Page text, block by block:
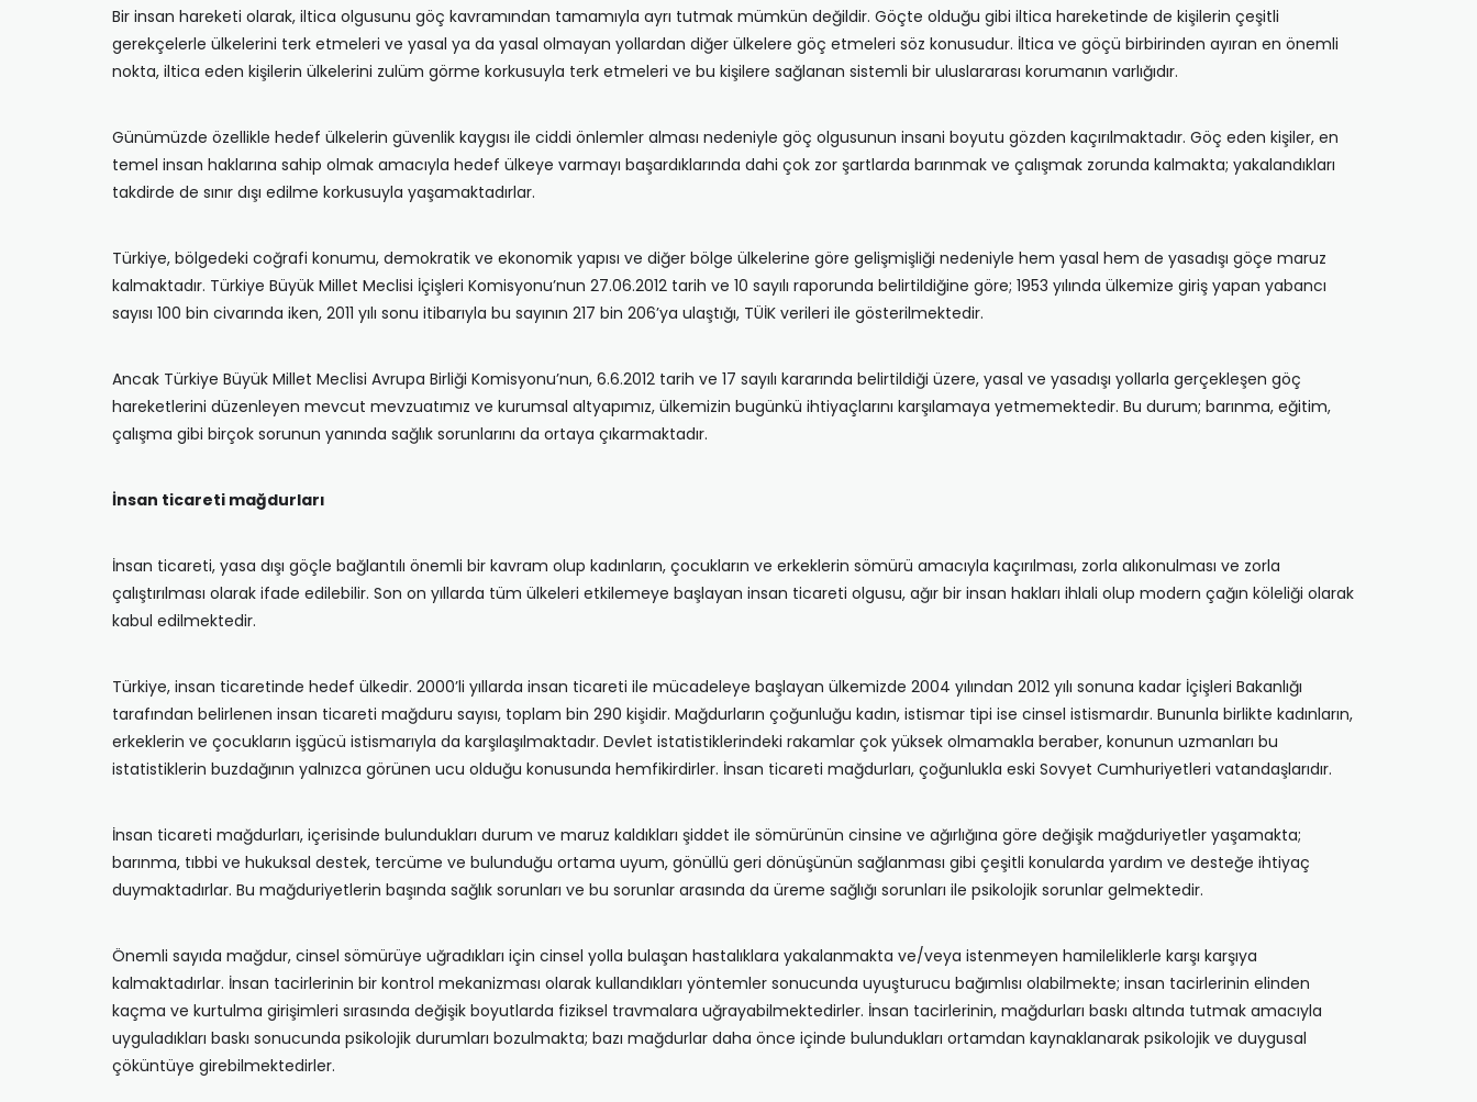
Bir insan hareketi olarak, iltica olgusunu göç kavramından tamamıyla ayrı tutmak mümkün değildir. Göçte olduğu gibi iltica hareketinde de kişilerin çeşitli
gerekçelerle ülkelerini terk etmeleri ve yasal ya da yasal olmayan yollardan diğer ülkelere göç etmeleri söz konusudur. İltica ve göçü birbirinden ayıran en önemli
nokta, iltica eden kişilerin ülkelerini zulüm görme korkusuyla terk etmeleri ve bu kişilere sağlanan sistemli bir uluslararası korumanın varlığıdır.
Günümüzde özellikle hedef ülkelerin güvenlik kaygısı ile ciddi önlemler alması nedeniyle göç olgusunun insani boyutu gözden kaçırılmaktadır. Göç eden kişiler, en
temel insan haklarına sahip olmak amacıyla hedef ülkeye varmayı başardıklarında dahi çok zor şartlarda barınmak ve çalışmak zorunda kalmakta; yakalandıkları
takdirde de sınır dışı edilme korkusuyla yaşamaktadırlar.
Türkiye, bölgedeki coğrafi konumu, demokratik ve ekonomik yapısı ve diğer bölge ülkelerine göre gelişmişliği nedeniyle hem yasal hem de yasadışı göçe maruz
kalmaktadır. Türkiye Büyük Millet Meclisi İçişleri Komisyonu’nun 27.06.2012 tarih ve 10 sayılı raporunda belirtildiğine göre; 1953 yılında ülkemize giriş yapan yabancı
sayısı 100 bin civarında iken, 2011 yılı sonu itibarıyla bu sayının 217 bin 206’ya ulaştığı, TÜİK verileri ile gösterilmektedir.
Ancak Türkiye Büyük Millet Meclisi Avrupa Birliği Komisyonu’nun, 6.6.2012 tarih ve 17 sayılı kararında belirtildiği üzere, yasal ve yasadışı yollarla gerçekleşen göç
hareketlerini düzenleyen mevcut mevzuatımız ve kurumsal altyapımız, ülkemizin bugünkü ihtiyaçlarını karşılamaya yetmemektedir. Bu durum; barınma, eğitim,
çalışma gibi birçok sorunun yanında sağlık sorunlarını da ortaya çıkarmaktadır.
İnsan ticareti mağdurları
İnsan ticareti, yasa dışı göçle bağlantılı önemli bir kavram olup kadınların, çocukların ve erkeklerin sömürü amacıyla kaçırılması, zorla alıkonulması ve zorla
çalıştırılması olarak ifade edilebilir. Son on yıllarda tüm ülkeleri etkilemeye başlayan insan ticareti olgusu, ağır bir insan hakları ihlali olup modern çağın köleliği olarak
kabul edilmektedir.
Türkiye, insan ticaretinde hedef ülkedir. 2000’li yıllarda insan ticareti ile mücadeleye başlayan ülkemizde 2004 yılından 2012 yılı sonuna kadar İçişleri Bakanlığı
tarafından belirlenen insan ticareti mağduru sayısı, toplam bin 290 kişidir. Mağdurların çoğunluğu kadın, istismar tipi ise cinsel istismardır. Bununla birlikte kadınların,
erkeklerin ve çocukların işgücü istismarıyla da karşılaşılmaktadır. Devlet istatistiklerindeki rakamlar çok yüksek olmamakla beraber, konunun uzmanları bu
istatistiklerin buzdağının yalnızca görünen ucu olduğu konusunda hemfikirdirler. İnsan ticareti mağdurları, çoğunlukla eski Sovyet Cumhuriyetleri vatandaşlarıdır.
İnsan ticareti mağdurları, içerisinde bulundukları durum ve maruz kaldıkları şiddet ile sömürünün cinsine ve ağırlığına göre değişik mağduriyetler yaşamakta;
barınma, tıbbi ve hukuksal destek, tercüme ve bulunduğu ortama uyum, gönüllü geri dönüşünün sağlanması gibi çeşitli konularda yardım ve desteğe ihtiyaç
duymaktadırlar. Bu mağduriyetlerin başında sağlık sorunları ve bu sorunlar arasında da üreme sağlığı sorunları ile psikolojik sorunlar gelmektedir.
Önemli sayıda mağdur, cinsel sömürüye uğradıkları için cinsel yolla bulaşan hastalıklara yakalanmakta ve/veya istenmeyen hamileliklerle karşı karşıya
kalmaktadırlar. İnsan tacirlerinin bir kontrol mekanizması olarak kullandıkları yöntemler sonucunda uyuşturucu bağımlısı olabilmekte; insan tacirlerinin elinden
kaçma ve kurtulma girişimleri sırasında değişik boyutlarda fiziksel travmalara uğrayabilmektedirler. İnsan tacirlerinin, mağdurları baskı altında tutmak amacıyla
uyguladıkları baskı sonucunda psikolojik durumları bozulmakta; bazı mağdurlar daha önce içinde bulundukları ortamdan kaynaklanarak psikolojik ve duygusal
çöküntüye girebilmektedirler.